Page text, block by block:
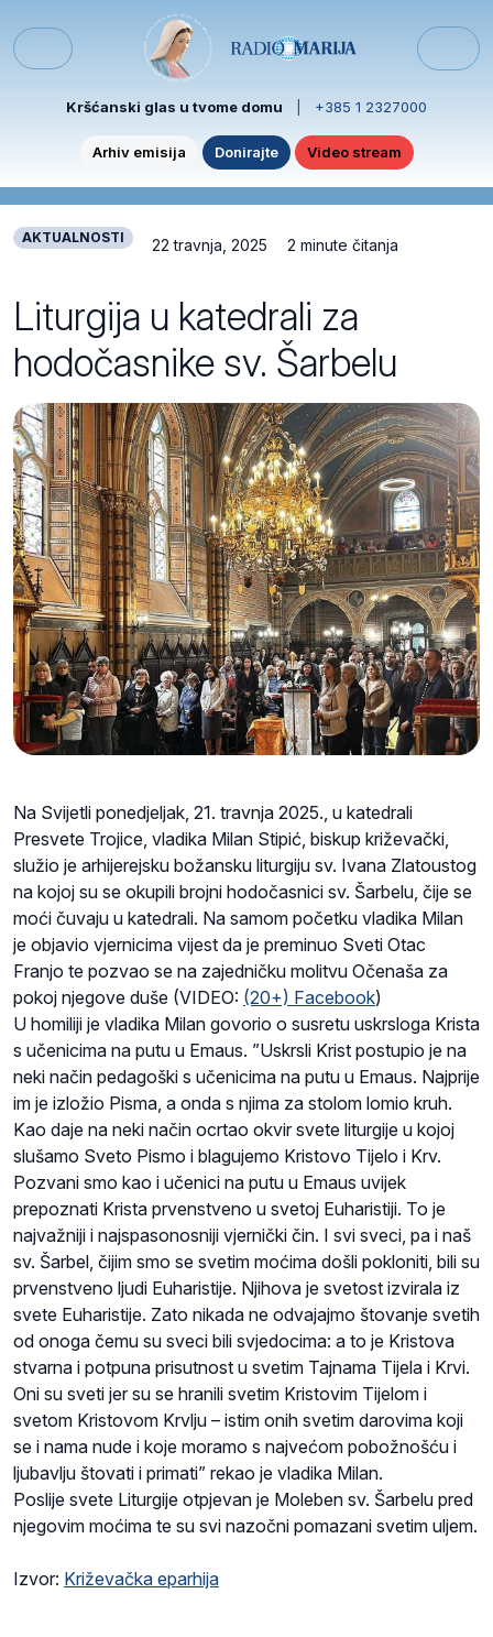
Menu
Kršćanski glas u tvome domu +385 1 2327000
Arhiv emisija Donirajte Video stream
AKTUALNOSTI 22 travnja, 2025 2 minute čitanja
Liturgija u katedrali za
hodočasnike sv. Šarbelu
Na Svijetli ponedjeljak, 21. travnja 2025., u katedrali
Presvete Trojice, vladika Milan Stipić, biskup križevački,
služio je arhijerejsku božansku liturgiju sv. Ivana Zlatoustog
na kojoj su se okupili brojni hodočasnici sv. Šarbelu, čije se
moći čuvaju u katedrali. Na samom početku vladika Milan
je objavio vjernicima vijest da je preminuo Sveti Otac
Franjo te pozvao se na zajedničku molitvu Očenaša za
pokoj njegove duše (VIDEO: (20+) Facebook)
U homiliji je vladika Milan govorio o susretu uskrsloga Krista
s učenicima na putu u Emaus. ”Uskrsli Krist postupio je na
neki način pedagoški s učenicima na putu u Emaus. Najprije
im je izložio Pisma, a onda s njima za stolom lomio kruh.
Kao daje na neki način ocrtao okvir svete liturgije u kojoj
slušamo Sveto Pismo i blagujemo Kristovo Tijelo i Krv.
Pozvani smo kao i učenici na putu u Emaus uvijek
prepoznati Krista prvenstveno u svetoj Euharistiji. To je
najvažniji i najspasonosniji vjernički čin. I svi sveci, pa i naš
sv. Šarbel, čijim smo se svetim moćima došli pokloniti, bili su
prvenstveno ljudi Euharistije. Njihova je svetost izvirala iz
svete Euharistije. Zato nikada ne odvajajmo štovanje svetih
od onoga čemu su sveci bili svjedocima: a to je Kristova
stvarna i potpuna prisutnost u svetim Tajnama Tijela i Krvi.
Oni su sveti jer su se hranili svetim Kristovim Tijelom i
svetom Kristovom Krvlju – istim onih svetim darovima koji
se i nama nude i koje moramo s najvećom pobožnošću i
ljubavlju štovati i primati” rekao je vladika Milan.
Poslije svete Liturgije otpjevan je Moleben sv. Šarbelu pred
njegovim moćima te su svi nazočni pomazani svetim uljem.
Izvor: Križevačka eparhija